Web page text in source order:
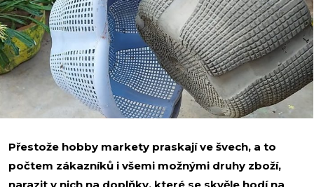
Přestože hobby markety praskají ve švech, a to
počtem zákazníků i všemi možnými druhy zboží,